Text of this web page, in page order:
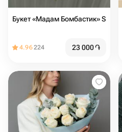
Букет «Мадам Бомбастик» S
4.96224 23 000֏